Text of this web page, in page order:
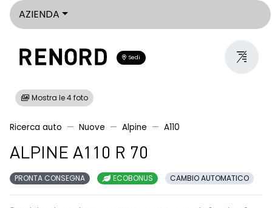
AZIENDA
Sedi
Mostra le 4 foto
Ricerca auto Nuove Alpine A110
ALPINE A110 R 70
PRONTA CONSEGNA ECOBONUS CAMBIO AUTOMATICO